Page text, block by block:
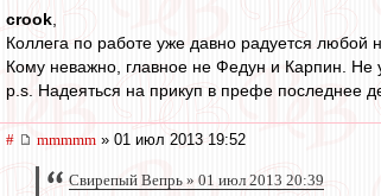
crook
Коллега по работе уже давно радуется любой
Кому неважно, главное не Федун и Карпин. Не
p.s. Надеяться на прикуп в префе последнее
# mmmmm » 01 июл 2013 19:52
Свирепый Вепрь » 01 июл 2013 20:39